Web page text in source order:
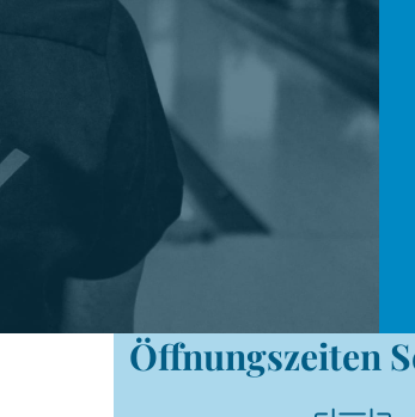
Öffnungszeiten